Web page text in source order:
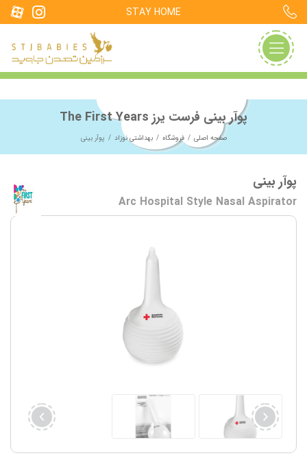
STAY HOME
پوآر بینی فرست یرز The First Years
صفحه اصلی فروشگاه بهداشتی نوزاد پوآر بینی
پوآر بینی
Arc Hospital Style Nasal Aspirator